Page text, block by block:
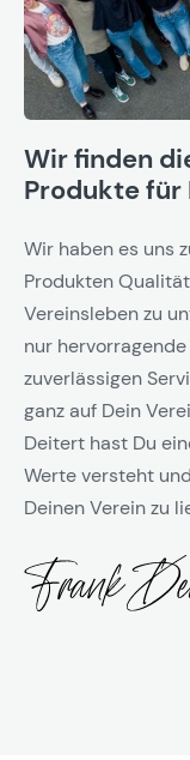
Wir finden
Produkte für
Wir haben es uns
Produkten
Vereinsleben zu
nur
zuverlässigen
ganz auf Dein
Deitert hast Du
Werte versteht
Deinen Verein zu